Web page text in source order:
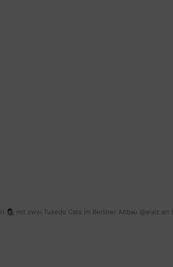
mit zwei Tuxedo Cats im Berliner Altbau